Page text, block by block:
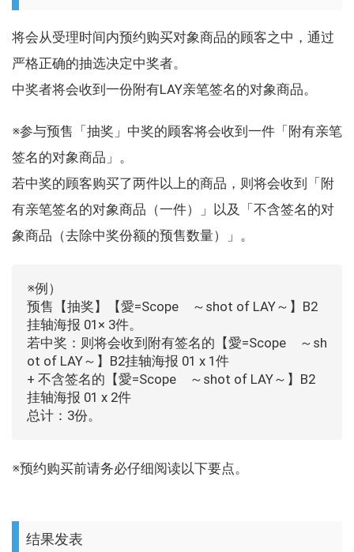
将会从受理时间内预约购买对象商品的顾客之中，通过
严格正确的抽选决定中奖者。
中奖者将会收到一份附有LAY亲笔签名的对象商品。
※参与预售「抽奖」中奖的顾客将会收到一件「附有亲笔
签名的对象商品」。
若中奖的顾客购买了两件以上的商品，则将会收到「附
有亲笔签名的对象商品（一件）」以及「不含签名的对
象商品（去除中奖份额的预售数量）」。
※例）
预售【抽奖】【愛=Scope ～shot of LAY～】B2
挂轴海报 01× 3件。
若中奖：则将会收到附有签名的【愛=Scope ～sh
ot of LAY～】B2挂轴海报 01 x 1件
+ 不含签名的【愛=Scope ～shot of LAY～】B2
挂轴海报 01 x 2件
总计：3份。
※预约购买前请务必仔细阅读以下要点。
结果发表